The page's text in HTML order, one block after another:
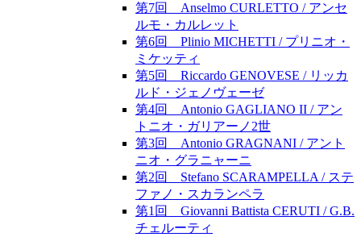
第7回 Anselmo CURLETTO / アンセ
ルモ・カルレット
第6回 Plinio MICHETTI / プリニオ・
ミケッティ
第5回 Riccardo GENOVESE / リッカ
ルド・ジェノヴェーゼ
第4回 Antonio GAGLIANO II / アン
トニオ・ガリアーノ2世
第3回 Antonio GRAGNANI / アント
ニオ・グラニャーニ
第2回 Stefano SCARAMPELLA / ステ
ファノ・スカランペラ
第1回 Giovanni Battista CERUTI / G.B.
チェルーティ